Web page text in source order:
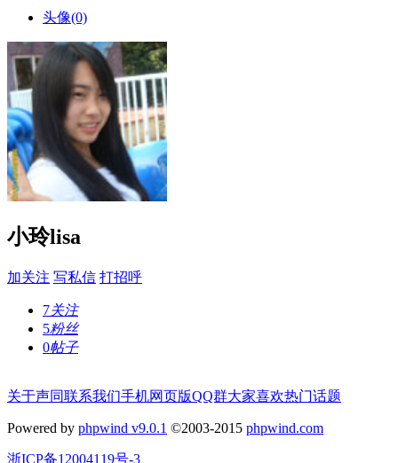
头像(0)
小玲lisa
加关注 写私信 打招呼
7关注
5粉丝
0帖子
关于声同联系我们手机网页版QQ群大家喜欢热门话题
Powered by phpwind v9.0.1 ©2003-2015 phpwind.com
浙ICP备12004119号-3